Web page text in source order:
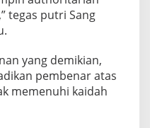
tegas putri Sang
yang demikian,
pembenar atas
memenuhi kaidah